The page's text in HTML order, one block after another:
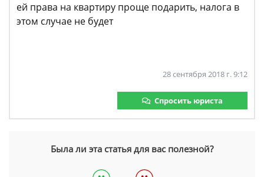
ей права на квартиру проще подарить, налога в
этом случае не будет
28 сентября 2018 г. 9:12
Спросить юриста
Была ли эта статья для вас полезной?